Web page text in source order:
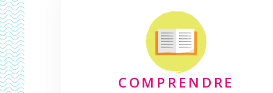
COMPRENDRE